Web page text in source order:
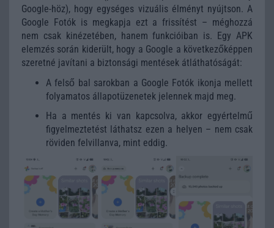
Google-höz), hogy egységes vizuális élményt nyújtson. A
Google Fotók is megkapja ezt a frissítést – méghozzá
nem csak kinézetében, hanem funkcióiban is. Egy APK
elemzés során kiderült, hogy a Google a következőképpen
szeretné javítani a biztonsági mentések átláthatóságát:
A felső bal sarokban a Google Fotók ikonja mellett
folyamatos állapotüzenetek jelennek majd meg.
Ha a mentés ki van kapcsolva, akkor egyértelmű
figyelmeztetést láthatsz ezen a helyen – nem csak
röviden felvillanva, mint eddig.